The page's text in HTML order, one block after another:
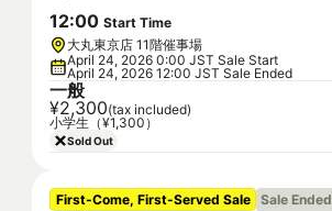
12:00 Start Time
大丸東京店 11階催事場
April 24, 2026 0:00 JST Sale Start
April 24, 2026 12:00 JST Sale Ended
一般
¥2,300(tax included)
小学生（¥1,300）
Sold Out
First-Come, First-Served Sale Sale Ended